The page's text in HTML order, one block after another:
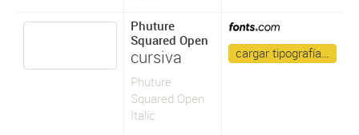
Phuture
Squared Open
cursiva
Phuture
Squared Open
Italic
cargar tipografía…